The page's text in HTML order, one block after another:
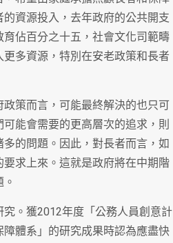
資源投入，去年政府的公共開支
佔百分之十五，社會文化司範疇
多資源，特別在安老政策和長者
策而言，可能最終解決的也只可
能會需要的更高層次的追求，則
的問題。因此，對長者而言，如
求上來。這就是政府將在中期階
。獲2012年度「公務人員創意計
體系」的研究成果時認為應盡快